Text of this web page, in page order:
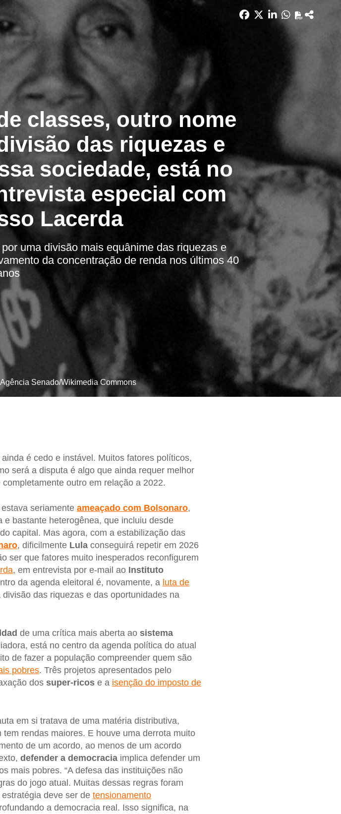
classes, outro nome
das riquezas e
sociedade, está no
especial com
Lacerda
uma divisão mais equânime das riquezas e
da concentração de renda nos últimos 40
Senado/Wikimedia Commons
é cedo e instável. Muitos fatores políticos,
será a disputa é algo que ainda requer melhor
outro em relação a 2022.
seriamente ameaçado com Bolsonaro,
bastante heterogênea, que incluiu desde
capital. Mas agora, com a estabilização das
, dificilmente Lulaconseguirá repetir em 2026
ser que fatores muito inesperados reconfigurem
, em entrevista por e-mail ao Instituto
da agenda eleitoral é, novamente, a luta de
das riquezas e das oportunidades na
de uma crítica mais aberta aosistema
está no centro da agenda política do atual
de fazer a população compreender quem são
pobres. Três projetos apresentados pelo
dos super-ricose a isenção do imposto de
em si tratava de uma matéria distributiva,
rendas maiores. E houve uma derrota muito
de um acordo, ao menos de um acordo
defender a democraciaimplica defender um
mais pobres. “A defesa das instituições não
do jogo atual. Muitas dessas regras foram
estratégia deve ser de tensionamento
a democracia real. Isso significa, na